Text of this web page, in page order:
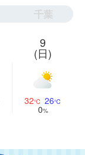
千葉
9
(日)
32 26
0